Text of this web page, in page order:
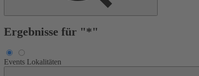
Ergebnisse für "*"
Events Lokalitäten